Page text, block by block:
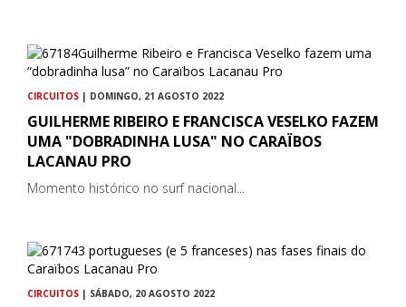
CIRCUITOS | DOMINGO, 21 AGOSTO 2022
GUILHERME RIBEIRO E FRANCISCA VESELKO FAZEM
UMA "DOBRADINHA LUSA" NO CARAÏBOS
LACANAU PRO
Momento histórico no surf nacional...
CIRCUITOS | SÁBADO, 20 AGOSTO 2022